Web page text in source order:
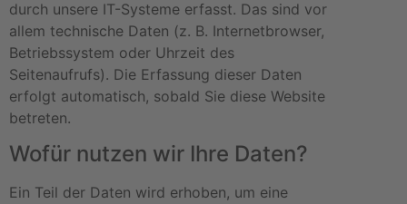
durch unsere IT-Systeme erfasst. Das sind vor
allem technische Daten (z. B. Internetbrowser,
Betriebssystem oder Uhrzeit des
Seitenaufrufs). Die Erfassung dieser Daten
erfolgt automatisch, sobald Sie diese Website
betreten.
Wofür nutzen wir Ihre Daten?
Ein Teil der Daten wird erhoben, um eine